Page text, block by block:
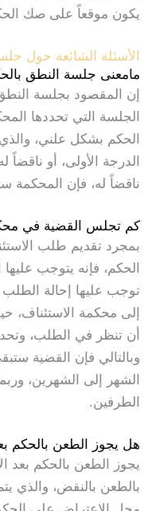
يكون موقعاً على صك
الأسئلة الشائعة حول
مامعنى جلسة النطق
إن المقصود بجلسة
الجلسة التي تحددها
الحكم بشكل علني،
الدرجة الأولى، أو
ناقضاً له، فإن المحكمة
كم تجلس القضية في
بمجرد تقديم طلب
الحكم، فإنه يتوجب
توجب عليها إحالة الطلب
إلى محكمة
أن تنظر في الطلب،
وبالتالي فإن القضية
الشهر إلى الشهرين،
الطرفين.
هل يجوز الطعن بالحكم
يجوز الطعن بالحكم بعد
بالطعن بالنقض، والذي